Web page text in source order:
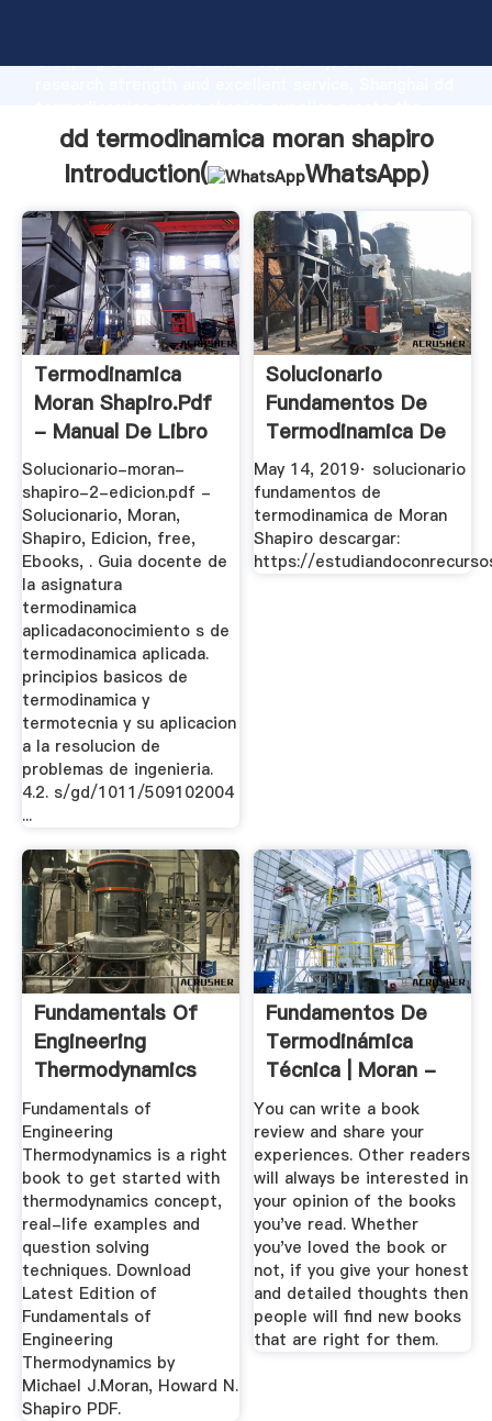
Grasping strong production capability, advanced
value and bring values to all of customers.
dd termodinamica moran shapiro
Introduction(
WhatsApp)
Termodinamica
Moran Shapiro.Pdf
- Manual De Libro
...
Solucionario-moran-
shapiro-2-edicion.pdf -
Solucionario, Moran,
Shapiro, Edicion, free,
Ebooks, . Guia docente de
la asignatura
termodinamica
aplicadaconocimiento s de
termodinamica aplicada.
principios basicos de
termodinamica y
termotecnia y su aplicacion
a la resolucion de
problemas de ingenieria.
4.2. s/gd/1011/509102004
...
Solucionario
Fundamentos De
Termodinamica De
Moran Shapiro ...
May 14, 2019· solucionario
fundamentos de
termodinamica de Moran
Shapiro descargar:
https://
Fundamentals Of
Engineering
Thermodynamics
Moran And Shapiro
Fundamentals of
Engineering
Thermodynamics is a right
book to get started with
thermodynamics concept,
real-life examples and
question solving
techniques. Download
Latest Edition of
Fundamentals of
Engineering
Thermodynamics by
Michael J.Moran, Howard N.
Shapiro PDF.
Fundamentos De
Termodinámica
Técnica | Moran -
Shapiro ...
You can write a book
review and share your
experiences. Other readers
will always be interested in
your opinion of the books
you've read. Whether
you've loved the book or
not, if you give your honest
and detailed thoughts then
people will find new books
that are right for them.